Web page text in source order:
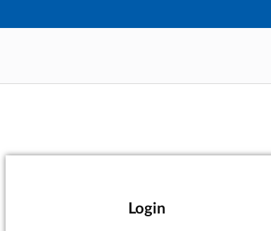
Hauptnavigation
Fußzeile
Login